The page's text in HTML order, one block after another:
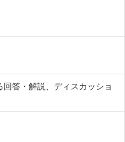
答・解説、ディスカッショ